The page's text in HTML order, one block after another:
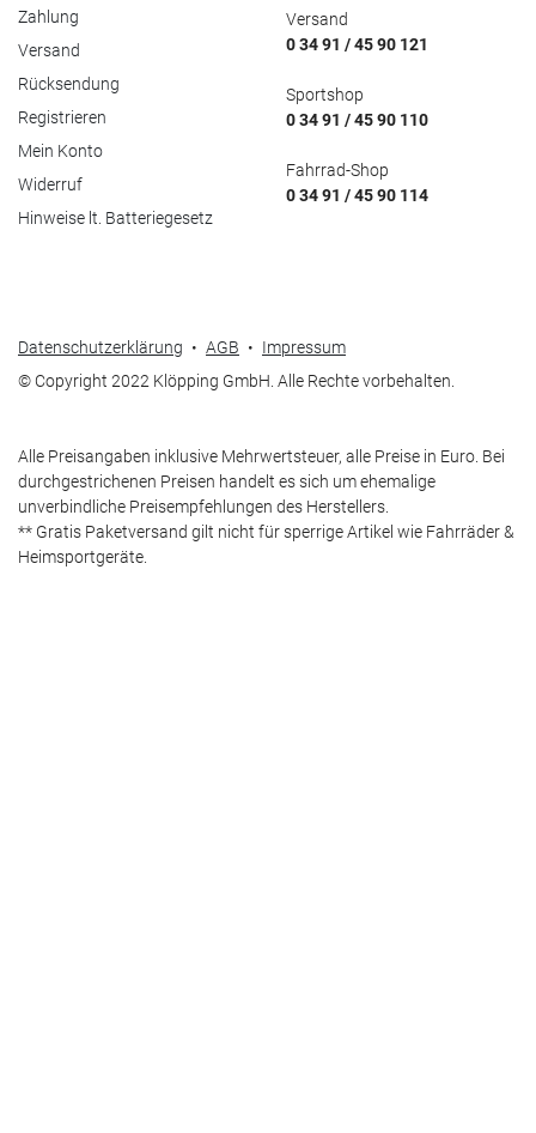
Zahlung
Versand
Rücksendung
Registrieren
Mein Konto
Widerruf
Hinweise lt. Batteriegesetz
Versand
0 34 91 / 45 90 121
Sportshop
0 34 91 / 45 90 110
Fahrrad-Shop
0 34 91 / 45 90 114
Datenschutzerklärung • AGB • Impressum
© Copyright 2022 Klöpping GmbH. Alle Rechte vorbehalten.
Alle Preisangaben inklusive Mehrwertsteuer, alle Preise in Euro. Bei
durchgestrichenen Preisen handelt es sich um ehemalige
unverbindliche Preisempfehlungen des Herstellers.
** Gratis Paketversand gilt nicht für sperrige Artikel wie Fahrräder &
Heimsportgeräte.